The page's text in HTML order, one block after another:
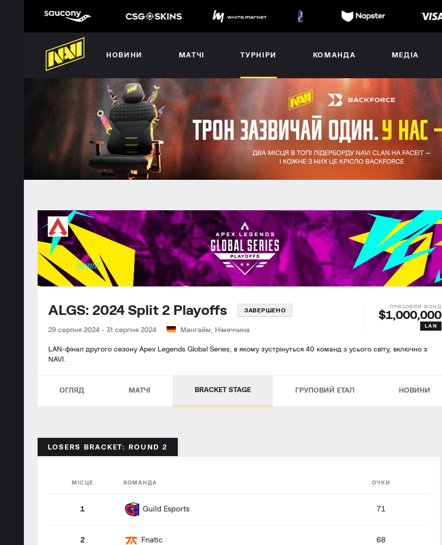
НОВИНИ МАТЧІ ТУРНІРИ КОМАНДА МЕДІА
ALGS: 2024 Split 2 Playoffs ЗАВЕРШЕНО
29 серпня 2024 - 31 серпня 2024 Мангайм, Німеччина
$1,000,000
LAN
LAN-фінал другого сезону Apex Legends Global Series, в якому зустрінуться 40 команд з усього світу, включно з
NAVI.
ОГЛЯД МАТЧІ BRACKET STAGE ГРУПОВИЙ ЕТАП НОВИНИ
LOSERS BRACKET: ROUND 2
МІСЦЕ КОМАНДА ОЧКИ
1 Guild Esports 71
2 Fnatic 68